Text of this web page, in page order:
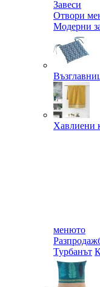
Завеси
Отвори
Модерни
Хавлиени
менюто
Турбанът